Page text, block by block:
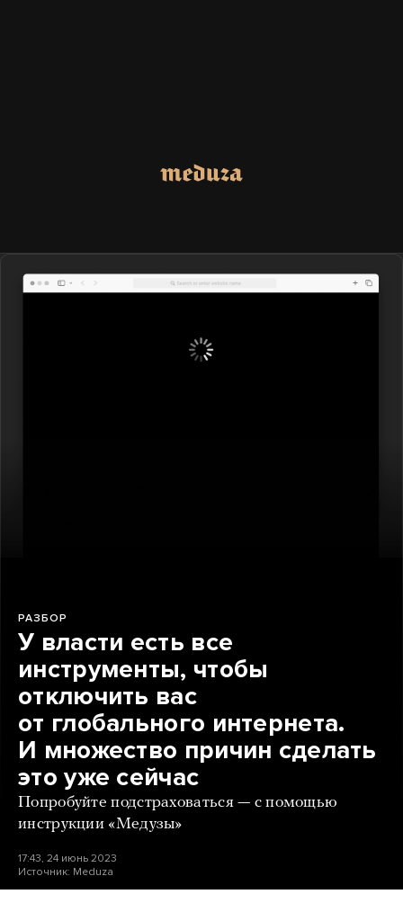
РАЗБОР
У власти есть все
инструменты, чтобы
отключить вас
от глобального интернета.
И множество причин сделать
это уже сейчас
Попробуйте подстраховаться — с помощью
инструкции «Медузы»
17:43, 24 июнь 2023
Источник: Meduza